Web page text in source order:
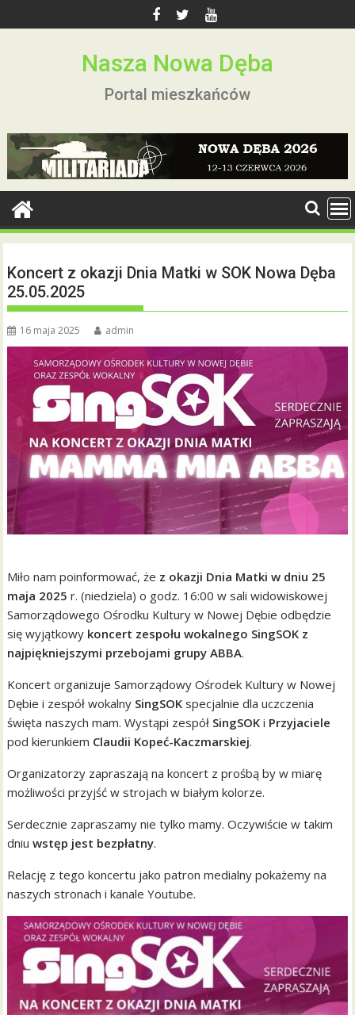
to
Nasza Nowa Dęba
Portal mieszkańców
Koncert z okazji Dnia Matki w SOK Nowa Dęba
25.05.2025
16 maja 2025 admin
Miło nam poinformować, że z okazji Dnia Matki w dniu 25
maja 2025 r. (niedziela) o godz. 16:00 w sali widowiskowej
Samorządowego Ośrodku Kultury w Nowej Dębie odbędzie
się wyjątkowy koncert zespołu wokalnego SingSOK z
najpiękniejszymi przebojami grupy ABBA.
Koncert organizuje Samorządowy Ośrodek Kultury w Nowej
Dębie i zespół wokalny SingSOKspecjalnie dla uczczenia
święta naszych mam. Wystąpi zespół SingSOKi Przyjaciele
pod kierunkiem Claudii Kopeć-Kaczmarskiej.
Organizatorzy zapraszają na koncert z prośbą by w miarę
możliwości przyjść w strojach w białym kolorze.
Serdecznie zapraszamy nie tylko mamy. Oczywiście w takim
dniu wstęp jest bezpłatny.
Relację z tego koncertu jako patron medialny pokażemy na
naszych stronach i kanale Youtube.